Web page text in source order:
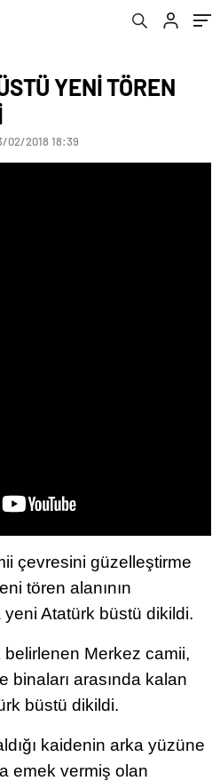
YENİ TÖREN
02/2018 18:39
çevresini güzelleştirme
tören alanının
Atatürk büstü dikildi.
belirlenen Merkez camii,
binaları arasında kalan
büstü dikildi.
kaidenin arka yüzüne
emek vermiş olan